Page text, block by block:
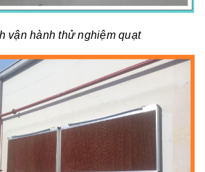
vận hành thử nghiệm quạt